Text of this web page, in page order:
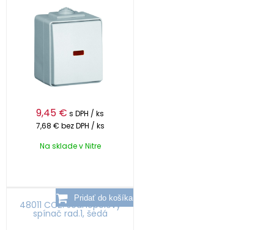
9,45 € s DPH / ks
7,68 € bez DPH / ks
Na sklade v Nitre
48011 CCZ: Jednopólový
spínač rad.1, šedá